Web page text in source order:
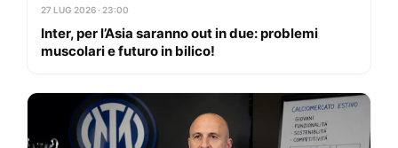
27 LUG 2026 · 23:00
Inter, per l’Asia saranno out in due: problemi
muscolari e futuro in bilico!